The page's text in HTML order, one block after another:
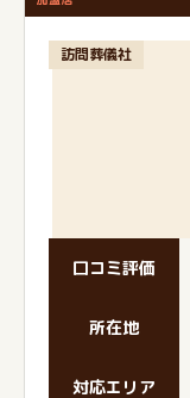
訪問葬儀社
口コミ評価
所在地
対応エリア